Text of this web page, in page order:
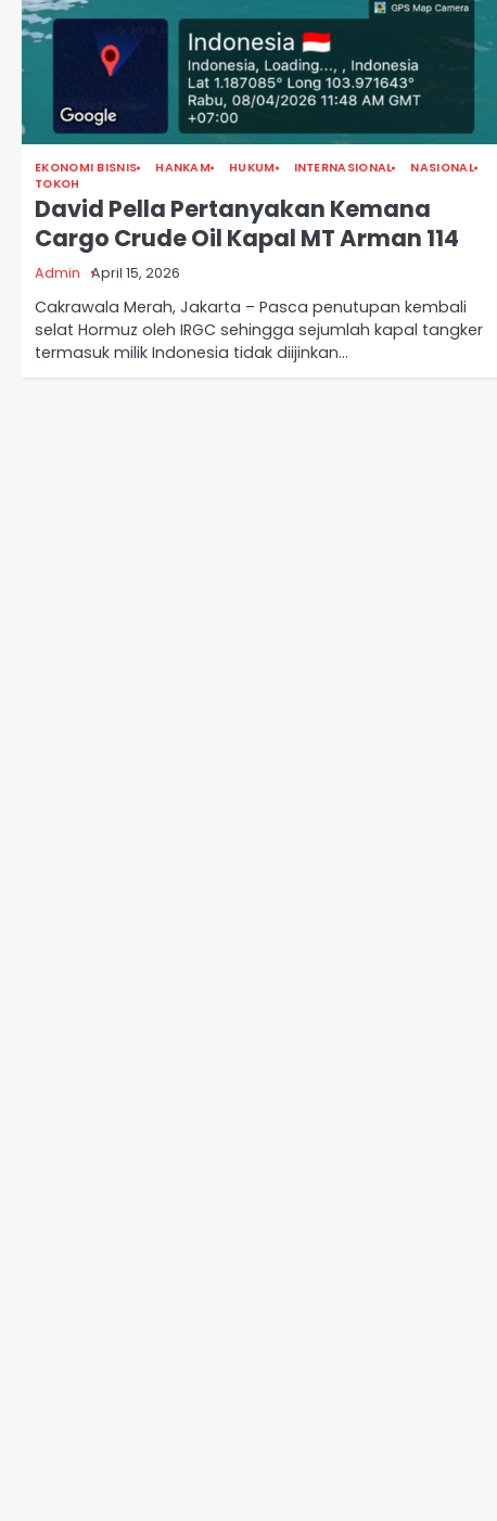
EKONOMI BISNIS HANKAM HUKUM INTERNASIONAL
NASIONAL
TOKOH
David Pella Pertanyakan Kemana
Cargo Crude Oil Kapal MT Arman 114
Admin April 15, 2026
Cakrawala Merah, Jakarta – Pasca penutupan kembali
selat Hormuz oleh IRGC sehingga sejumlah kapal tangker
termasuk milik Indonesia tidak diijinkan…